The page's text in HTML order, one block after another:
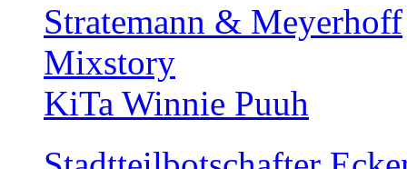
Stratemann & Meyerhoff
Mixstory
KiTa Winnie Puuh